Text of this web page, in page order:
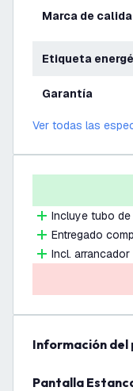
Marca de
Etiqueta
Garantía
Ver todas las
Incluye tubo de
Entregado
Incl. arrancador
información
Pantalla Estanca LED 120 cm - 18W - 3330